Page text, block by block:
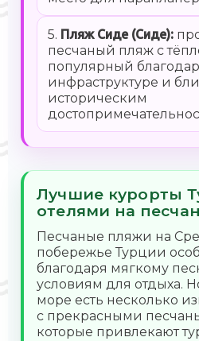
5. Пляж Сиде (Сиде):
песчаный пляж с
популярный
инфраструктуре и
историческим
Лучшие курорты
отелями на
Песчаные пляжи на
побережье Турции
благодаря мягкому
условиям для отдыха.
море есть несколько
с прекрасными
которые привлекают